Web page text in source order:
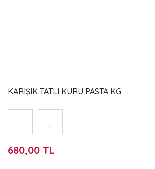
KARIŞIK TATLI KURU PASTA KG
680,00 TL